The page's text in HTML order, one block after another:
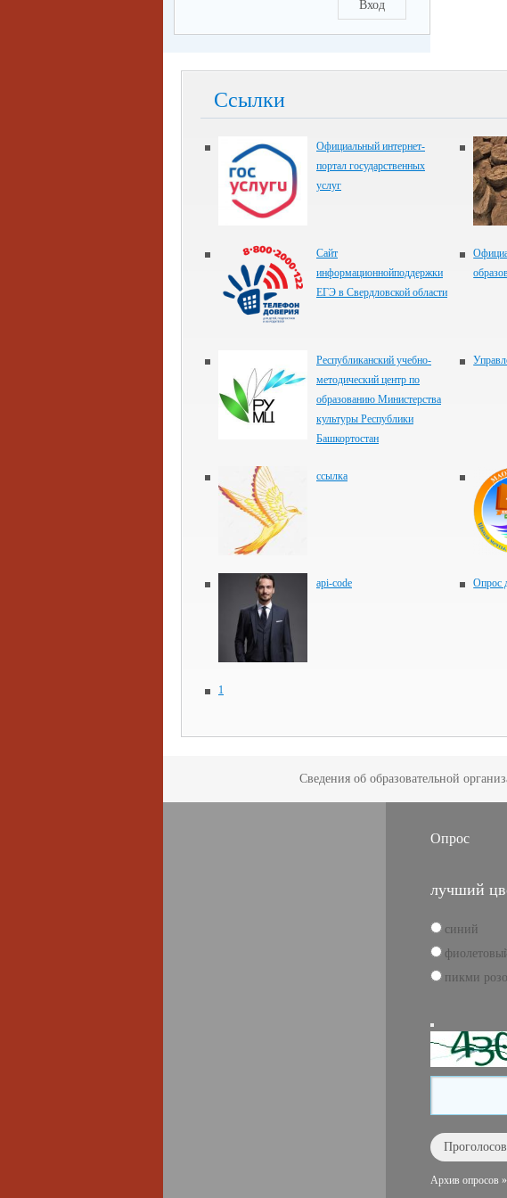
Вход
Ссылки
Официальный интернет-
портал государственных
услуг
Сайт
информационнойподдержки
ЕГЭ в Свердловской области
Республиканский учебно-
методический центр по
образованию Министерства
культуры Республики
Башкортостан
ссылка
api-code Опрос
1
Сведения об образовательной
Опрос
лучший
синий
пикми
Архив опросов »